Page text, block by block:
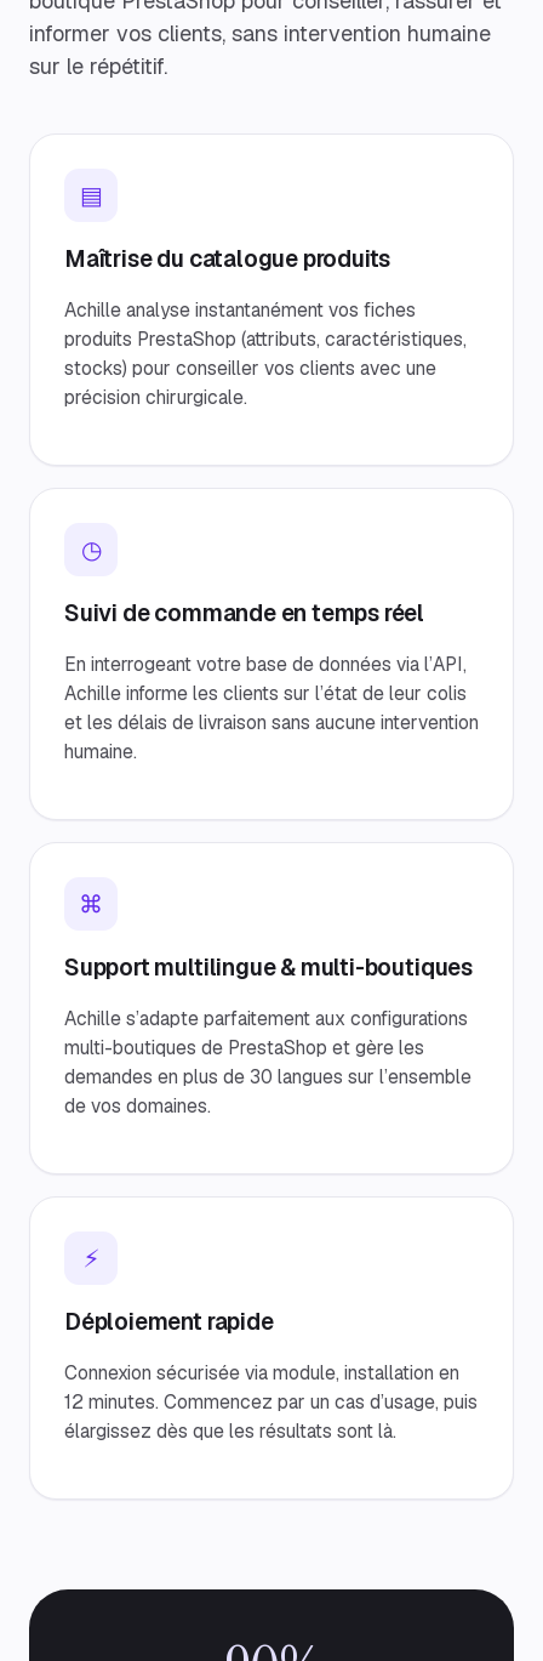
informer vos clients, sans intervention humaine
sur le répétitif.
▤
Maîtrise du catalogue produits
Achille analyse instantanément vos fiches
produits PrestaShop (attributs, caractéristiques,
stocks) pour conseiller vos clients avec une
précision chirurgicale.
◷
Suivi de commande en temps réel
En interrogeant votre base de données via l’API,
Achille informe les clients sur l’état de leur colis
et les délais de livraison sans aucune intervention
humaine.
⌘
Support multilingue & multi-boutiques
Achille s’adapte parfaitement aux configurations
multi-boutiques de PrestaShop et gère les
demandes en plus de 30 langues sur l’ensemble
de vos domaines.
⚡
Déploiement rapide
Connexion sécurisée via module, installation en
12 minutes. Commencez par un cas d’usage, puis
élargissez dès que les résultats sont là.